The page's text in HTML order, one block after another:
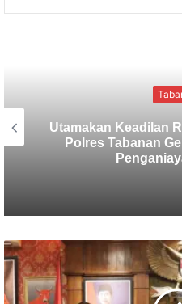
Sekretaris SMSI
Kandidat Ketua
Tabanan